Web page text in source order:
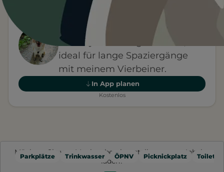
HINWEIS VON FYNN
Das Seehotel Hubertus bietet
eine idyllische Lage am See,
ideal für lange Spaziergänge
mit meinem Vierbeiner.
In App planen
Kostenlos
Parkplätze Trinkwasser ÖPNV Picknickplatz
Möchten Sie von Mapbox
bereitgestellte externe Inhalte
laden?